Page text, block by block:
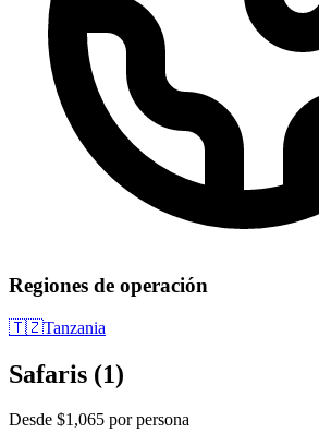
Regiones de operación
🇹🇿Tanzania
Safaris (1)
Desde $1,065 por persona